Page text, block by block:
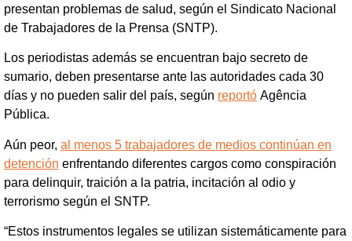
presentan problemas de salud, según el Sindicato Nacional
de Trabajadores de la Prensa (SNTP).
Los periodistas además se encuentran bajo secreto de
sumario, deben presentarse ante las autoridades cada 30
días y no pueden salir del país, según reportó Agência
Pública.
Aún peor, al menos 5 trabajadores de medios continúan en
detención enfrentando diferentes cargos como conspiración
para delinquir, traición a la patria, incitación al odio y
terrorismo según el SNTP.
“Estos instrumentos legales se utilizan sistemáticamente para